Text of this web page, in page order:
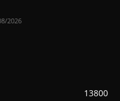
2026
13800